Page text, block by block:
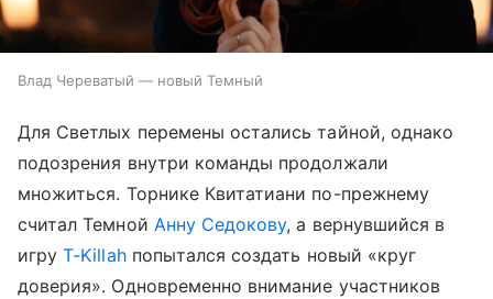
Влад Череватый — новый Темный
Для Светлых перемены остались тайной, однако
подозрения внутри команды продолжали
множиться. Торнике Квитатиани по-прежнему
считал Темной Анну Седокову, а вернувшийся в
игруT-Killahпопытался создать новый «круг
доверия». Одновременно внимание участников